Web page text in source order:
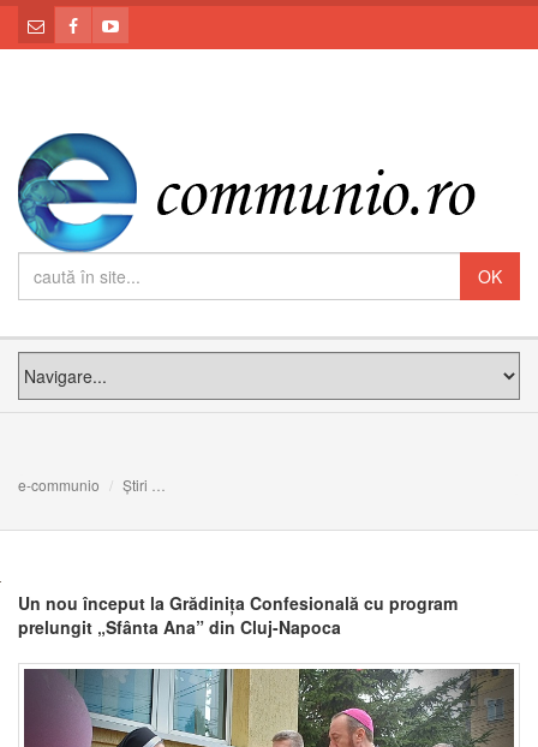
e-communio Știri
Un nou început la Grădinița Confesională cu program
prelungit „Sfânta Ana” din Cluj-Napoca